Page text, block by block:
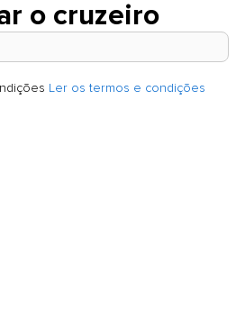
o cruzeiro
Ler os termos e condições